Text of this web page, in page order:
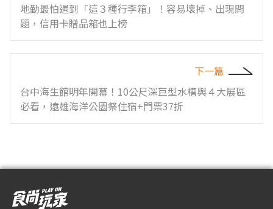
地勤最怕遇到「這３種行李箱」！容易壞掉、出現問
題，信用卡贈品箱也上榜
下一篇
台中海生館明年開幕！10公尺深巨型水槽與４大展區
必看，遠雄海洋公園祭住宿+門票37折